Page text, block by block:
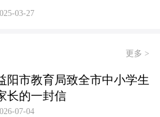
03-27
更多 >
阳市教育局致全市中小学生
长的一封信
07-04